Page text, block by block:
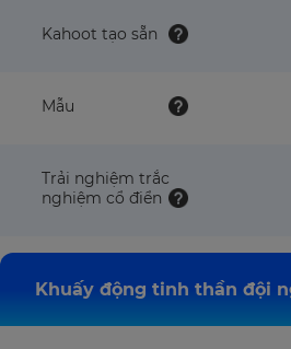
Kahoot tạo sẵn
Mẫu
Trải nghiệm trắc
nghiệm cổ điển
Khuấy động tinh thần đội